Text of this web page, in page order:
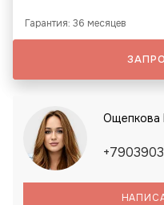
Гарантия: 36 месяцев
Ощепкова